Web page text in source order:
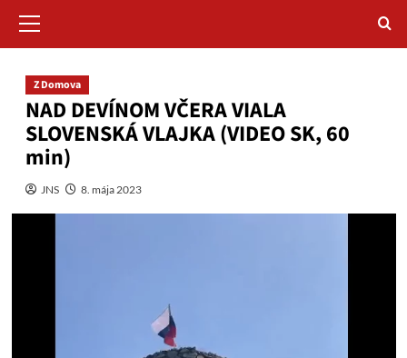
Menu
Z Domova
NAD DEVÍNOM VČERA VIALA
SLOVENSKÁ VLAJKA (VIDEO SK, 60
min)
JNS 8. mája 2023